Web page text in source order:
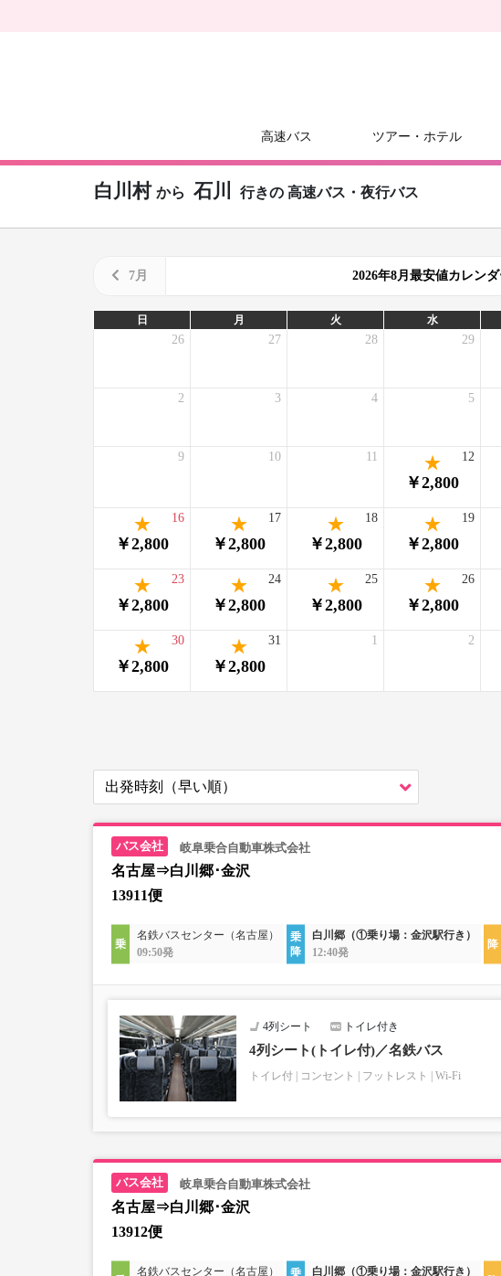
高速バス ツアー・ホテル
白川村 から 石川 行きの 高速バス・夜行バス
7月 2026年8月最安値カレン
日 月 火 水
26 27 28 29
2 3 4 5
9 10 11
￥2,800
12
￥2,800
16
￥2,800
17
￥2,800
18
￥2,800
19
￥2,800
23
￥2,800
24
￥2,800
25
￥2,800
26
￥2,800
30
￥2,800
31 1 2
岐阜乗合自動車株式会社
名古屋⇒白川郷･金沢
13911便
名鉄バスセンター（名古屋）
09:50発
白川郷（①乗り場：金沢駅行き）
12:40発
4列シート トイレ付き
4列シート(トイレ付)／名鉄バス
トイレ付 コンセント フットレスト Wi-Fi
岐阜乗合自動車株式会社
名古屋⇒白川郷･金沢
13912便
名鉄バスセンター（名古屋）
白川郷（①乗り場：金沢駅行き）